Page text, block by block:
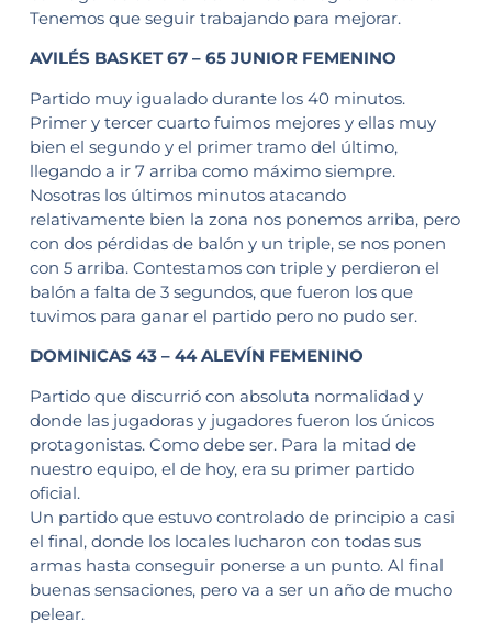
Tenemos que seguir trabajando para mejorar.
AVILÉS BASKET 67 – 65 JUNIOR FEMENINO
Partido muy igualado durante los 40 minutos.
Primer y tercer cuarto fuimos mejores y ellas muy
bien el segundo y el primer tramo del último,
llegando a ir 7 arriba como máximo siempre.
Nosotras los últimos minutos atacando
relativamente bien la zona nos ponemos arriba, pero
con dos pérdidas de balón y un triple, se nos ponen
con 5 arriba. Contestamos con triple y perdieron el
balón a falta de 3 segundos, que fueron los que
tuvimos para ganar el partido pero no pudo ser.
DOMINICAS 43 – 44 ALEVÍN FEMENINO
Partido que discurrió con absoluta normalidad y
donde las jugadoras y jugadores fueron los únicos
protagonistas. Como debe ser. Para la mitad de
nuestro equipo, el de hoy, era su primer partido
oficial.
Un partido que estuvo controlado de principio a casi
el final, donde los locales lucharon con todas sus
armas hasta conseguir ponerse a un punto. Al final
buenas sensaciones, pero va a ser un año de mucho
pelear.